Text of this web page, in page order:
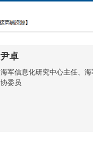
尹卓
海军信息化研究中心主任、
协委员